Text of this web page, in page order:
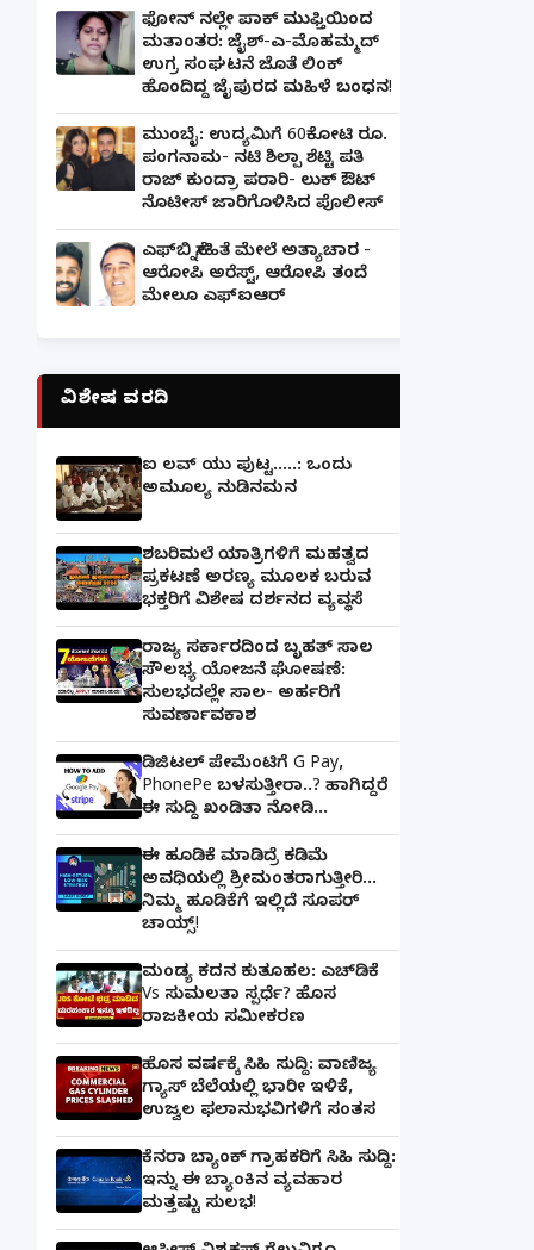
ಫೋನ್ ನಲ್ಲೇ ಪಾಕ್ ಮುಫ್ತಿಯಿಂದ
ಮತಾಂತರ: ಜೈಶ್-ಎ-ಮೊಹಮ್ಮದ್
ಉಗ್ರ ಸಂಘಟನೆ ಜೊತೆ ಲಿಂಕ್
ಹೊಂದಿದ್ದ ಜೈಪುರದ ಮಹಿಳೆ ಬಂಧನ!
ಮುಂಬೈ: ಉದ್ಯಮಿಗೆ 60ಕೋಟಿ ರೂ.
ಪಂಗನಾಮ- ನಟಿ ಶಿಲ್ಪಾ ಶೆಟ್ಟಿ ಪತಿ
ರಾಜ್ ಕುಂದ್ರಾ ಪರಾರಿ- ಲುಕ್ ಔಟ್
ನೊಟೀಸ್ ಜಾರಿಗೊಳಿಸಿದ ಪೊಲೀಸ್
ಎಫ್‌ಬಿ ಸ್ನೇಹಿತೆ ಮೇಲೆ ಅತ್ಯಾಚಾರ -
ಆರೋಪಿ ಅರೆಸ್ಟ್, ಆರೋಪಿ ತಂದೆ
ಮೇಲೂ ಎಫ್ಐಆರ್
ವಿಶೇಷ ವರದಿ
ಐ ಲವ್ ಯು ಪುಟ್ಟ.....: ಒಂದು
ಅಮೂಲ್ಯ ನುಡಿನಮನ
ಶಬರಿಮಲೆ ಯಾತ್ರಿಗಳಿಗೆ ಮಹತ್ವದ
ಪ್ರಕಟಣೆ ಅರಣ್ಯ ಮೂಲಕ ಬರುವ
ಭಕ್ತರಿಗೆ ವಿಶೇಷ ದರ್ಶನದ ವ್ಯವಸ್ಥೆ
ರಾಜ್ಯ ಸರ್ಕಾರದಿಂದ ಬೃಹತ್ ಸಾಲ
ಸೌಲಭ್ಯ ಯೋಜನೆ ಘೋಷಣೆ:
ಸುಲಭದಲ್ಲೇ ಸಾಲ- ಅರ್ಹರಿಗೆ
ಸುವರ್ಣಾವಕಾಶ
ಡಿಜಿಟಲ್ ಪೇಮೆಂಟಿಗೆ G Pay,
PhonePe ಬಳಸುತ್ತೀರಾ..? ಹಾಗಿದ್ದರೆ
ಈ ಸುದ್ದಿ ಖಂಡಿತಾ ನೋಡಿ...
ಈ ಹೂಡಿಕೆ ಮಾಡಿದ್ರೆ ಕಡಿಮೆ
ಅವಧಿಯಲ್ಲಿ ಶ್ರೀಮಂತರಾಗುತ್ತೀರಿ...
ನಿಮ್ಮ ಹೂಡಿಕೆಗೆ ಇಲ್ಲಿದೆ ಸೂಪರ್
ಚಾಯ್ಸ್‌!
ಮಂಡ್ಯ ಕದನ ಕುತೂಹಲ: ಎಚ್‌ಡಿಕೆ
Vs ಸುಮಲತಾ ಸ್ಪರ್ಧೆ? ಹೊಸ
ರಾಜಕೀಯ ಸಮೀಕರಣ
ಹೊಸ ವರ್ಷಕ್ಕೆ ಸಿಹಿ ಸುದ್ದಿ: ವಾಣಿಜ್ಯ
ಗ್ಯಾಸ್‌ ಬೆಲೆಯಲ್ಲಿ ಭಾರೀ ಇಳಿಕೆ,
ಉಜ್ವಲ ಫಲಾನುಭವಿಗಳಿಗೆ ಸಂತಸ
ಕೆನರಾ ಬ್ಯಾಂಕ್‌ ಗ್ರಾಹಕರಿಗೆ ಸಿಹಿ ಸುದ್ದಿ:
ಇನ್ನು ಈ ಬ್ಯಾಂಕಿನ ವ್ಯವಹಾರ
ಮತ್ತಷ್ಟು ಸುಲಭ!